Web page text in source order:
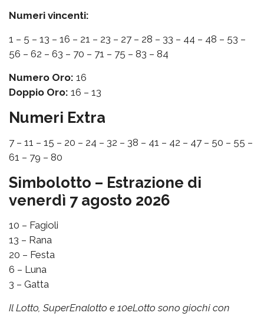
Numeri vincenti:
1 – 5 – 13 – 16 – 21 – 23 – 27 – 28 – 33 – 44 – 48 – 53 –
56 – 62 – 63 – 70 – 71 – 75 – 83 – 84
Numero Oro: 16
Doppio Oro: 16 – 13
Numeri Extra
7 – 11 – 15 – 20 – 24 – 32 – 38 – 41 – 42 – 47 – 50 – 55 –
61 – 79 – 80
Simbolotto – Estrazione di
venerdì 7 agosto 2026
10 – Fagioli
13 – Rana
20 – Festa
6 – Luna
3 – Gatta
Il Lotto, SuperEnalotto e 10eLotto sono giochi con